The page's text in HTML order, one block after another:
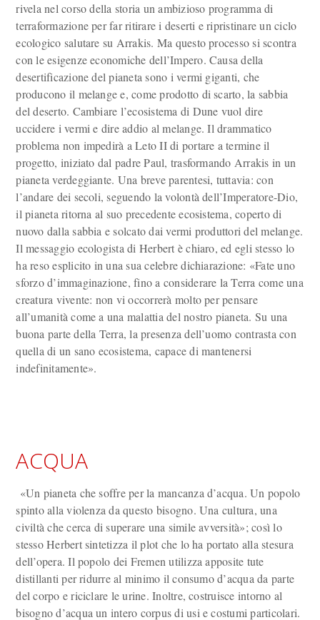
rivela nel corso della storia un ambizioso programma di
terraformazione per far ritirare i deserti e ripristinare un ciclo
ecologico salutare su Arrakis. Ma questo processo si scontra
con le esigenze economiche dell’Impero. Causa della
desertificazione del pianeta sono i vermi giganti, che
producono il melange e, come prodotto di scarto, la sabbia
del deserto. Cambiare l’ecosistema di Dune vuol dire
uccidere i vermi e dire addio al melange. Il drammatico
problema non impedirà a Leto II di portare a termine il
progetto, iniziato dal padre Paul, trasformando Arrakis in un
pianeta verdeggiante. Una breve parentesi, tuttavia: con
l’andare dei secoli, seguendo la volontà dell’Imperatore-Dio,
il pianeta ritorna al suo precedente ecosistema, coperto di
nuovo dalla sabbia e solcato dai vermi produttori del melange.
Il messaggio ecologista di Herbert è chiaro, ed egli stesso lo
ha reso esplicito in una sua celebre dichiarazione: «Fate uno
sforzo d’immaginazione, fino a considerare la Terra come una
creatura vivente: non vi occorrerà molto per pensare
all’umanità come a una malattia del nostro pianeta. Su una
buona parte della Terra, la presenza dell’uomo contrasta con
quella di un sano ecosistema, capace di mantenersi
indefinitamente».
ACQUA
«Un pianeta che soffre per la mancanza d’acqua. Un popolo
spinto alla violenza da questo bisogno. Una cultura, una
civiltà che cerca di superare una simile avversità»; così lo
stesso Herbert sintetizza il plot che lo ha portato alla stesura
dell’opera. Il popolo dei Fremen utilizza apposite tute
distillanti per ridurre al minimo il consumo d’acqua da parte
del corpo e riciclare le urine. Inoltre, costruisce intorno al
bisogno d’acqua un intero corpus di usi e costumi particolari.